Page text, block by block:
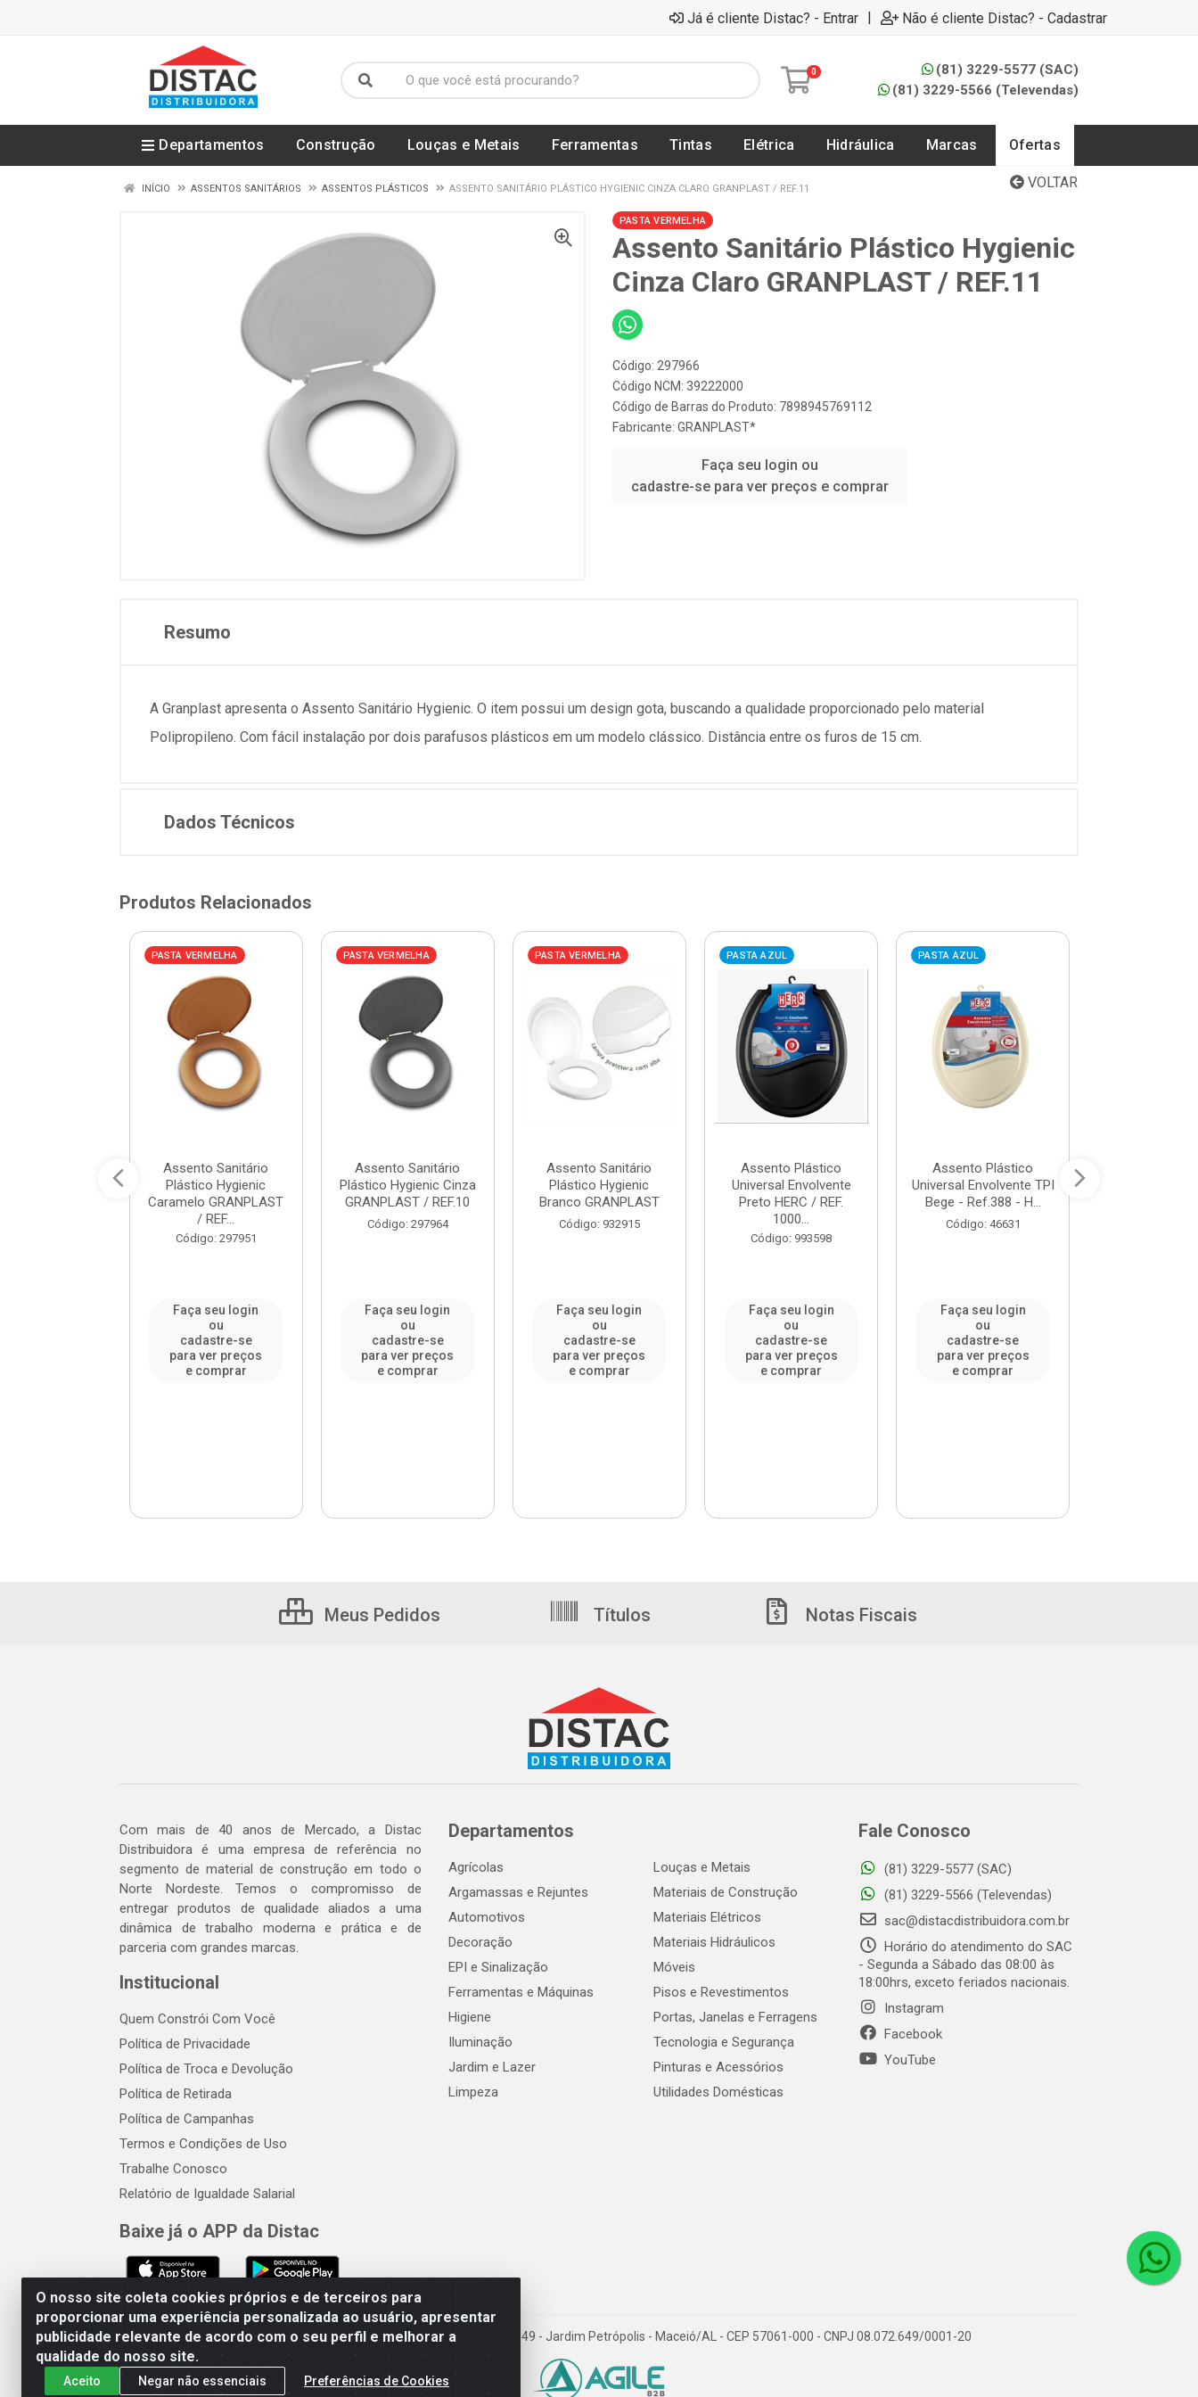
Já é cliente Distac? - Entrar | Não é cliente Distac? - Cadastrar
0
(81) 3229-5577 (SAC)
(81) 3229-5566 (Televendas)
Departamentos Construção Louças e Metais Ferramentas Tintas Elétrica Hidráulica Marcas Ofertas
VOLTAR
INÍCIO ASSENTOS SANITÁRIOS ASSENTOS PLÁSTICOS ASSENTO SANITÁRIO PLÁSTICO HYGIENIC CINZA CLARO GRANPLAST / REF.11
PASTA VERMELHA
Assento Sanitário Plástico Hygienic
Cinza Claro GRANPLAST / REF.11
Código: 297966
Código NCM: 39222000
Código de Barras do Produto: 7898945769112
Fabricante: GRANPLAST*
Faça seu login ou
cadastre-se para ver preços e comprar
Resumo
A Granplast apresenta o Assento Sanitário Hygienic. O item possui um design gota, buscando a qualidade proporcionado pelo material
Polipropileno. Com fácil instalação por dois parafusos plásticos em um modelo clássico. Distância entre os furos de 15 cm.
Dados Técnicos
Produtos Relacionados
PASTA VERMELHA
Assento Sanitário
Plástico Hygienic
Caramelo GRANPLAST
/ REF...
Código: 297951
Faça seu login
ou
cadastre-se
para ver preços
e comprar
PASTA VERMELHA
Assento Sanitário
Plástico Hygienic Cinza
GRANPLAST / REF.10
Código: 297964
Faça seu login
ou
cadastre-se
para ver preços
e comprar
PASTA VERMELHA
Assento Sanitário
Plástico Hygienic
Branco GRANPLAST
Código: 932915
Faça seu login
ou
cadastre-se
para ver preços
e comprar
PASTA AZUL
Assento Plástico
Universal Envolvente
Preto HERC / REF.
1000...
Código: 993598
Faça seu login
ou
cadastre-se
para ver preços
e comprar
PASTA AZUL
Assento Plástico
Universal Envolvente TPI
Bege - Ref.388 - H...
Código: 46631
Faça seu login
ou
cadastre-se
para ver preços
e comprar
O nosso site coleta cookies próprios e de terceiros para
proporcionar uma experiência personalizada ao usuário, apresentar
publicidade relevante de acordo com o seu perfil e melhorar a
qualidade do nosso site.
Aceito Negar não essenciais Preferências de Cookies
Meus Pedidos Títulos Notas Fiscais
Com mais de 40 anos de Mercado, a Distac
Distribuidora é uma empresa de referência no
segmento de material de construção em todo o
Norte Nordeste. Temos o compromisso de
entregar produtos de qualidade aliados a uma
dinâmica de trabalho moderna e prática e de
parceria com grandes marcas.
Institucional
Quem Constrói Com Você
Política de Privacidade
Política de Troca e Devolução
Política de Retirada
Política de Campanhas
Termos e Condições de Uso
Trabalhe Conosco
Relatório de Igualdade Salarial
Baixe já o APP da Distac
Departamentos
Agrícolas
Argamassas e Rejuntes
Automotivos
Decoração
EPI e Sinalização
Ferramentas e Máquinas
Higiene
Iluminação
Jardim e Lazer
Limpeza
Louças e Metais
Materiais de Construção
Materiais Elétricos
Materiais Hidráulicos
Móveis
Pisos e Revestimentos
Portas, Janelas e Ferragens
Tecnologia e Segurança
Pinturas e Acessórios
Utilidades Domésticas
Fale Conosco
(81) 3229-5577 (SAC)
(81) 3229-5566 (Televendas)
sac@distacdistribuidora.com.br
Horário do atendimento do SAC
- Segunda a Sábado das 08:00 às
18:00hrs, exceto feriados nacionais.
Instagram
Facebook
YouTube
Distac Distribuidora - Av. Durval de Góes Monteiro, 7049 - Jardim Petrópolis - Maceió/AL - CEP 57061-000 - CNPJ 08.072.649/0001-20